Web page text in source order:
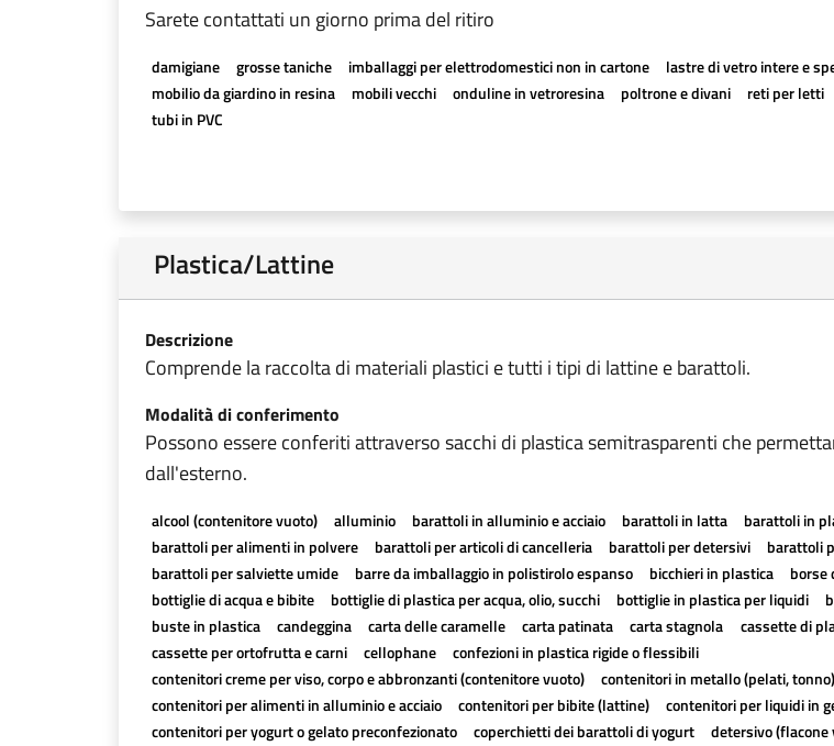
Sarete contattati un giorno prima del ritiro
damigiane grosse taniche imballaggi per elettrodomestici non in cartone lastre di vetro intere e
mobilio da giardino in resina
mobili vecchi onduline in vetroresina poltrone e divani reti per letti
tubi in PVC
Plastica/Lattine
Descrizione
Comprende la raccolta di materiali plastici e tutti i tipi di lattine e barattoli.
Modalità di conferimento
Possono essere conferiti attraverso sacchi di plastica semitrasparenti che
dall'esterno.
alcool (contenitore vuoto) alluminio barattoli in alluminio e acciaio barattoli in latta barattoli in
barattoli per alimenti in polvere
barattoli per articoli di cancelleria barattoli per detersivi
barattoli
barattoli per salviette umide
barre da imballaggio in polistirolo espanso bicchieri in plastica borse
bottiglie di acqua e bibite
bottiglie di plastica per acqua, olio, succhi bottiglie in plastica per liquidi
buste in plastica
candeggina carta delle caramelle carta patinata carta stagnola cassette di
cassette per ortofrutta e carni
cellophane
confezioni in plastica rigide o flessibili
contenitori creme per viso, corpo e abbronzanti (contenitore vuoto)
contenitori in metallo (pelati, tonno)
contenitori per alimenti in alluminio e acciaio
contenitori per bibite (lattine)
contenitori per liquidi in
contenitori per yogurt o gelato preconfezionato
coperchietti dei barattoli di yogurt detersivo (flacone